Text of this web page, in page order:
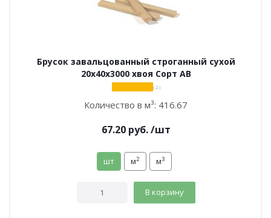
Брусок завальцованный строганный сухой
20х40х3000 хвоя Сорт АВ
( 2 )
Количество в м³: 416.67
67.20руб. /шт
шт м2 м3
В корзину